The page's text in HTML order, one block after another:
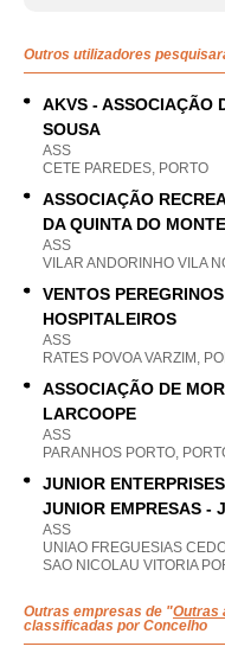
Outros utilizadores
AKVS - ASSOCIAÇÃO
SOUSA
ASS
CETE PAREDES, PORTO
ASSOCIAÇÃO
DA QUINTA DO
ASS
VILAR ANDORINHO VILA
VENTOS
HOSPITALEIROS
ASS
RATES POVOA VARZIM,
ASSOCIAÇÃO DE
LARCOOPE
ASS
PARANHOS PORTO,
JUNIOR
JUNIOR EMPRESAS -
ASS
UNIAO FREGUESIAS
SAO NICOLAU VITORIA
Outras empresas de "Outras
classificadas por Concelho